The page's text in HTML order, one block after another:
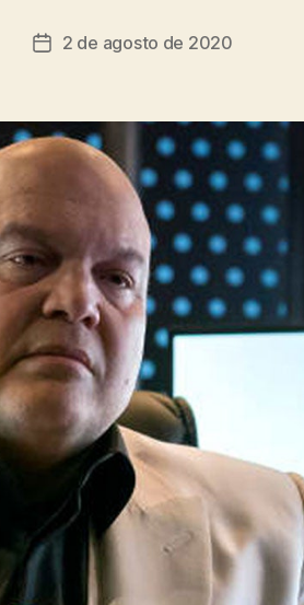
Data2 de agosto de 2020